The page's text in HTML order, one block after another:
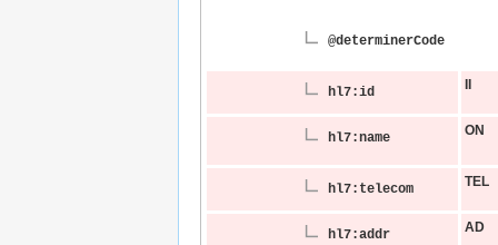
@determiner​Code
hl7:id
hl7:name ON
hl7:telecom TEL
hl7:addr AD